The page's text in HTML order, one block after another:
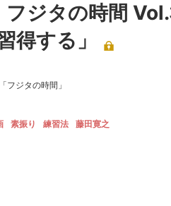
フジタの時間
得する」
フジタの時間」
素振り 練習法 藤田寛之